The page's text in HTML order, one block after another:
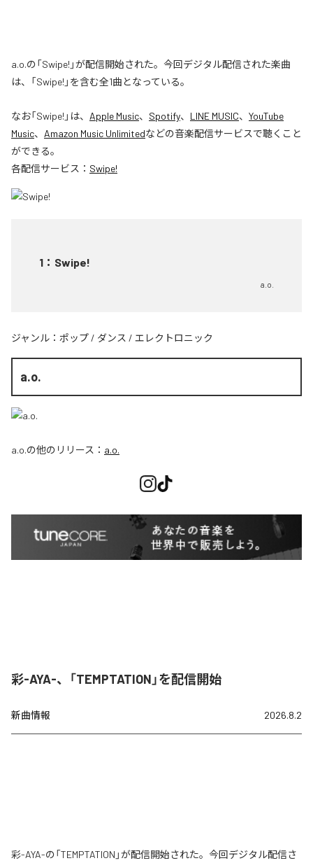
a.o.の「Swipe!」が配信開始された。今回デジタル配信された楽曲
は、「Swipe!」を含む全1曲となっている。
なお「Swipe! 」は、 Apple Music、 Spotify、 LINE MUSIC、 YouTube
Music、 Amazon Music Unlimitedなどの音楽配信サービスで聴くこと
ができる。
各配信サービス： Swipe!
1 ： Swipe!
a.o.
ジャンル： ポップ / ダンス / エレクトロニック
a.o.
a.o.の他のリリース： a.o.
彩-AYA-、「TEMPTATION」を配信開始
新曲情報 2026.8.2
彩-AYA-の「TEMPTATION」が配信開始された。今回デジタル配信さ